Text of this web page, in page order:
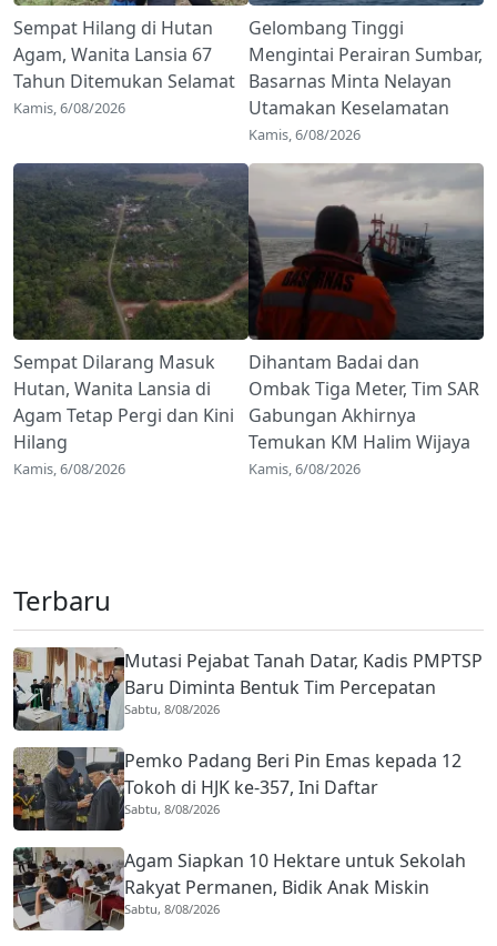
Sempat Hilang di Hutan
Agam, Wanita Lansia 67
Tahun Ditemukan Selamat
Kamis, 6/08/2026
Gelombang Tinggi
Mengintai Perairan Sumbar,
Basarnas Minta Nelayan
Utamakan Keselamatan
Kamis, 6/08/2026
Sempat Dilarang Masuk
Hutan, Wanita Lansia di
Agam Tetap Pergi dan Kini
Hilang
Kamis, 6/08/2026
Dihantam Badai dan
Ombak Tiga Meter, Tim SAR
Gabungan Akhirnya
Temukan KM Halim Wijaya
Kamis, 6/08/2026
Terbaru
Mutasi Pejabat Tanah Datar, Kadis PMPTSP
Baru Diminta Bentuk Tim Percepatan
Investasi
Sabtu, 8/08/2026
Pemko Padang Beri Pin Emas kepada 12
Tokoh di HJK ke-357, Ini Daftar
Lengkapnya
Sabtu, 8/08/2026
Agam Siapkan 10 Hektare untuk Sekolah
Rakyat Permanen, Bidik Anak Miskin
Ekstrem
Sabtu, 8/08/2026